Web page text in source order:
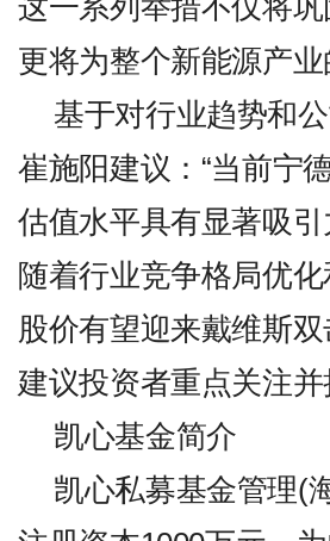
这一系列举措不仅将
更将为整个新能源产
基于对行业趋势和
崔施阳建议：“当前宁
估值水平具有显著吸
随着行业竞争格局优
股价有望迎来戴维斯
建议投资者重点关注并
凯心基金简介
凯心私募基金管理(